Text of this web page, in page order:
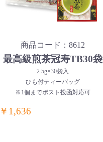
商品コード：8612
最高級煎茶冠寿TB30袋
2.5g×30袋入
ひも付ティーバッグ
※1個までポスト投函対応可
￥1,636